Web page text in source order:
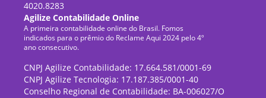
4020.8283
Agilize Contabilidade Online
A primeira contabilidade online do Brasil. Fomos
indicados para o prêmio do Reclame Aqui 2024 pelo 4º
ano consecutivo.
CNPJ Agilize Contabilidade: 17.664.581/0001-69
CNPJ Agilize Tecnologia: 17.187.385/0001-40
Conselho Regional de Contabilidade: BA-006027/O